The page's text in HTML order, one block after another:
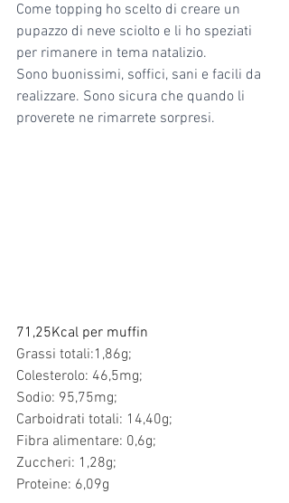
Come topping ho scelto di creare un
pupazzo di neve sciolto e li ho speziati
per rimanere in tema natalizio.
Sono buonissimi, soffici, sani e facili da
realizzare. Sono sicura che quando li
proverete ne rimarrete sorpresi.
71,25Kcal per muffin
Grassi totali:1,86g;
Colesterolo: 46,5mg;
Sodio: 95,75mg;
Carboidrati totali: 14,40g;
Fibra alimentare: 0,6g;
Zuccheri: 1,28g;
Proteine: 6,09g